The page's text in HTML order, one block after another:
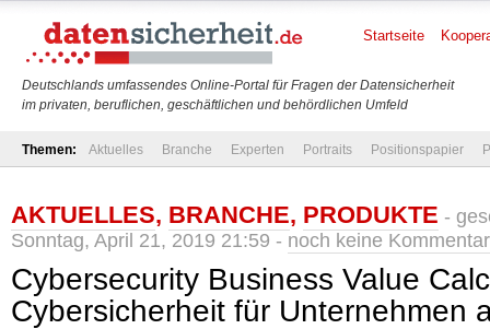
Deutschlands umfassendes Online-Portal für Fragen der Datensicherheit
im privaten, beruflichen, geschäftlichen und behördlichen Umfeld
Startseite
Themen: Aktuelles Branche Experten Portraits Positionspapier
AKTUELLES, BRANCHE, PRODUKTE -
Sonntag, April 21, 2019 21:59 - noch keine
Cybersecurity Business Value
Cybersicherheit für Unternehmen